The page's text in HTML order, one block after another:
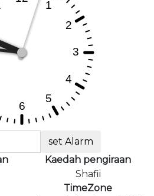
set Alarm
Kaedah pengiraan
Shafii
TimeZone